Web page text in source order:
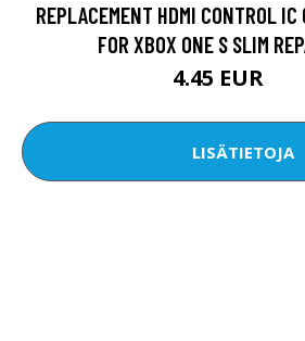
REPLACEMENT HDMI CONTROL
FOR XBOX ONE S SLIM
4.45 EUR
LISÄTIETOJA